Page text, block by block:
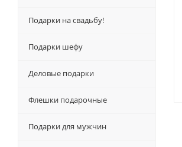
Подарки на свадьбу!
Подарки шефу
Деловые подарки
Флешки подарочные
Подарки для мужчин